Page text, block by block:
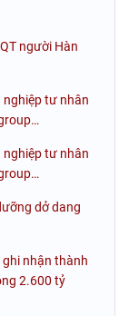
người Hàn
tư nhân
tư nhân
dở dang
nhận thành
2.600 tỷ